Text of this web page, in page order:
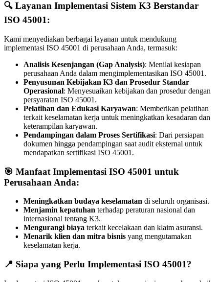
🔍 Layanan Implementasi Sistem K3 Berstandar
ISO 45001:
Kami menyediakan berbagai layanan untuk mendukung
implementasi ISO 45001 di perusahaan Anda, termasuk:
Analisis Kesenjangan (Gap Analysis): Menilai kesiapan
perusahaan Anda dalam mengimplementasikan ISO 45001.
Penyusunan Kebijakan K3 dan Prosedur Standar
Operasional: Menyesuaikan kebijakan dan prosedur dengan
persyaratan ISO 45001.
Pelatihan dan Edukasi Karyawan: Memberikan pelatihan
terkait keselamatan kerja untuk meningkatkan kesadaran dan
keterampilan karyawan.
Pendampingan dalam Proses Sertifikasi: Dari persiapan
dokumen hingga pendampingan saat audit eksternal untuk
mendapatkan sertifikasi ISO 45001.
🎯 Manfaat Implementasi ISO 45001 untuk
Perusahaan Anda:
Meningkatkan budaya keselamatan di seluruh organisasi.
Menjamin kepatuhan terhadap peraturan nasional dan
internasional tentang K3.
Mengurangi biaya terkait kecelakaan dan klaim asuransi.
Menarik klien dan mitra bisnis yang mengutamakan
keselamatan kerja.
📍 Siapa yang Perlu Implementasi ISO 45001?